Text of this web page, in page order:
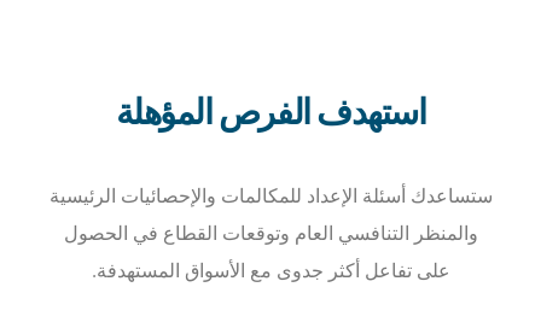
استهدف الفرص المؤهلة
ستساعدك أسئلة الإعداد للمكالمات والإحصائيات الرئيسية
والمنظر التنافسي العام وتوقعات القطاع في الحصول
على تفاعل أكثر جدوى مع الأسواق المستهدفة.